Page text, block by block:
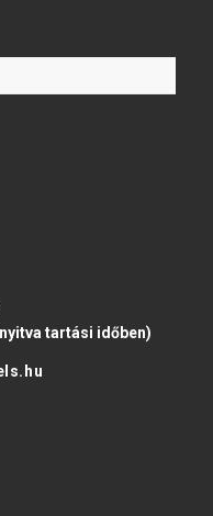
tartási időben)